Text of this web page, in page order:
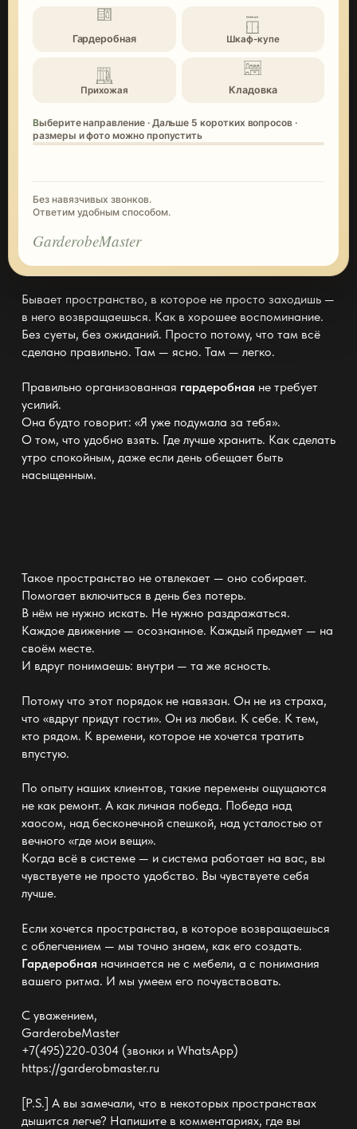
Гардеробная Шкаф-купе
Прихожая Кладовка
Выберите направление · Дальше 5 коротких вопросов ·
размеры и фото можно пропустить
Без навязчивых звонков.
Ответим удобным способом.
GarderobeMaster
Бывает пространство, в которое не просто заходишь —
в него возвращаешься. Как в хорошее воспоминание.
Без суеты, без ожиданий. Просто потому, что там всё
сделано правильно. Там — ясно. Там — легко.
Правильно организованная гардеробная не требует
усилий.
Она будто говорит: «Я уже подумала за тебя».
О том, что удобно взять. Где лучше хранить. Как сделать
утро спокойным, даже если день обещает быть
насыщенным.
Такое пространство не отвлекает — оно собирает.
Помогает включиться в день без потерь.
В нём не нужно искать. Не нужно раздражаться.
Каждое движение — осознанное. Каждый предмет — на
своём месте.
И вдруг понимаешь: внутри — та же ясность.
Потому что этот порядок не навязан. Он не из страха,
что «вдруг придут гости». Он из любви. К себе. К тем,
кто рядом. К времени, которое не хочется тратить
впустую.
По опыту наших клиентов, такие перемены ощущаются
не как ремонт. А как личная победа. Победа над
хаосом, над бесконечной спешкой, над усталостью от
вечного «где мои вещи».
Когда всё в системе — и система работает на вас, вы
чувствуете не просто удобство. Вы чувствуете себя
лучше.
Если хочется пространства, в которое возвращаешься
с облегчением — мы точно знаем, как его создать.
Гардеробная начинается не с мебели, а с понимания
вашего ритма. И мы умеем его почувствовать.
С уважением,
GarderobeMaster
+7(495)220-0304 (звонки и WhatsApp)
https://garderobmaster.ru
[P.S.] А вы замечали, что в некоторых пространствах
дышится легче? Напишите в комментариях, где вы